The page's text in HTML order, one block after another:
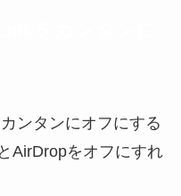
ンタンにオフにする
AirDropをオフにすれ